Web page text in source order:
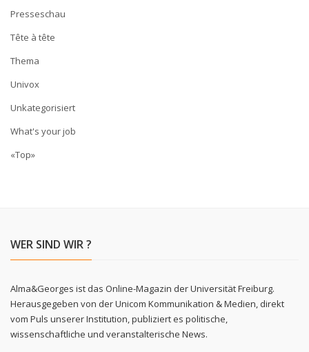
Presseschau
Tête à tête
Thema
Univox
Unkategorisiert
What's your job
«Top»
WER SIND WIR ?
Alma&Georges ist das Online-Magazin der Universität Freiburg.
Herausgegeben von der Unicom Kommunikation & Medien, direkt
vom Puls unserer Institution, publiziert es politische,
wissenschaftliche und veranstalterische News.